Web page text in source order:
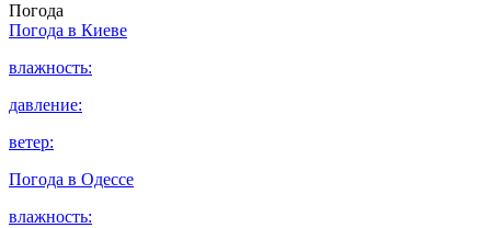
Погода
Погода в Киеве
влажность:
давление:
ветер:
Погода в Одессе
влажность: